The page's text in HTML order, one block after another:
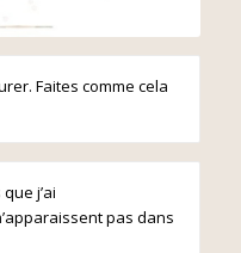
Faites comme cela
j’ai
pas dans